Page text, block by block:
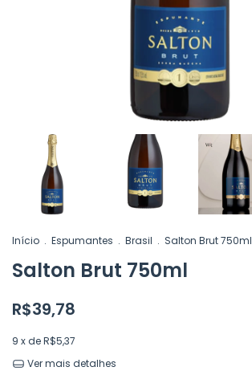
Início . Espumantes . Brasil . Salton Brut 750ml
Salton Brut 750ml
R$39,78
9 x deR$5,37
Ver mais detalhes